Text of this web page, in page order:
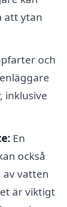
att ytan
och
inklusive
En
också
vatten
är viktigt